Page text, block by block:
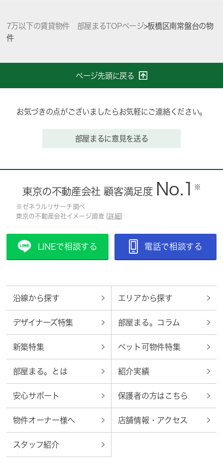
7万以下の賃貸物件 部屋まるTOPページ>板橋区南常盤台の物
件
ページ先頭に戻る
お気づきの点がございましたらお気軽にご連絡ください。
部屋まるに意見を送る
東京の不動産会社 顧客満足度 No.1 ※
※ゼネラルリサーチ調べ
東京の不動産会社イメージ調査 [ 詳細
LINEで相談する 電話で相談する
沿線から探す エリアから探す
デザイナーズ特集 部屋まる。コラム
新築特集 ペット可物件特集
部屋まる。とは 紹介実績
安心サポート 保護者の方はこちら
物件オーナー様へ 店舗情報・アクセス
スタッフ紹介